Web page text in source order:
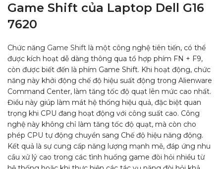
Game Shift của Laptop Dell G16
7620
Chức năng Game Shift là một công nghệ tiên tiến, có thể
được kích hoạt dễ dàng thông qua tổ hợp phím FN + F9,
còn được biết đến là phím Game Shift. Khi hoạt động, chức
năng này khởi động chế độ hiệu suất động trong Alienware
Command Center, làm tăng tốc độ quạt lên mức cao nhất.
Điều này giúp làm mát hệ thống hiệu quả, đặc biệt quan
trọng khi CPU đang hoạt động với công suất cao. Công
nghệ này không chỉ làm tăng tốc độ quạt, mà còn cho
phép CPU tự động chuyển sang Chế độ hiệu năng động.
Kết quả là sự cung cấp năng lượng mạnh mẽ, đáp ứng nhu
cầu xử lý cao trong các tình huống game đòi hỏi nhiều từ